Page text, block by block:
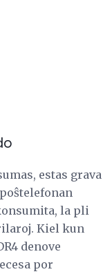
estas grava
la pli
Kiel kun
denove
por